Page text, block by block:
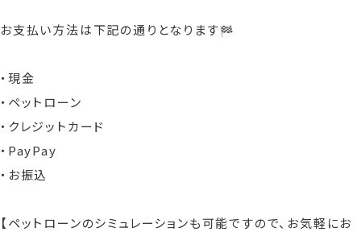
お支払い方法は下記の通りとなります
・現金
・ペットローン
・クレジットカード
・PayPay
・お振込
【ペットローンのシミュレーションも可能ですので、お気軽にお